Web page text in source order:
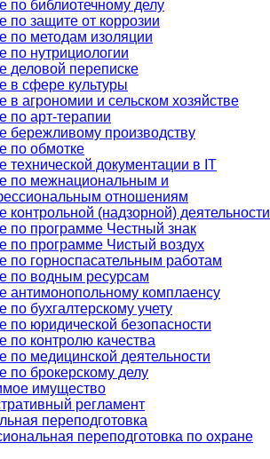
по библиотечному делу
по защите от коррозии
по методам изоляции
по нутрициологии
деловой переписке
в сфере культуры
в агрономии и сельском хозяйстве
по арт-терапии
бережливому производству
по обмотке
технической документации в IT
по межнациональным и
отношениям
контрольной (надзорной) деятельности
по программе Честный знак
по программе Чистый воздух
по горноспасательным работам
по водным ресурсам
антимонопольному комплаенсу
по бухгалтерскому учету
по юридической безопасности
по контролю качества
по медицинской деятельности
по брокерскому делу
имущество
регламент
переподготовка
переподготовка по охране